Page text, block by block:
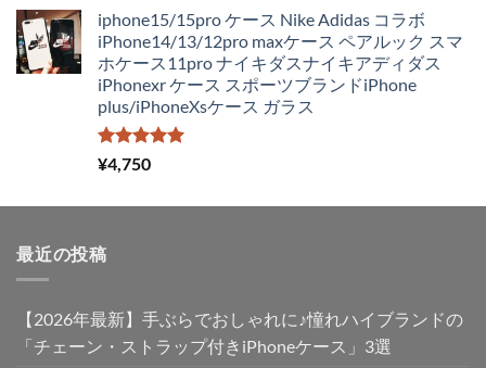
価
格
は
¥4,250
で
し
の
価
格
は
¥2,980
iphone15/15pro ケース Nike Adidas コラボ
iPhone14/13/12pro maxケース ペアルック スマ
ホケース11pro ナイキダスナイキアディダス
iPhonexr ケース スポーツブランドiPhone
plus/iPhoneXsケース ガラス
5段階中
5.00
¥4,750
最近の投稿
【2026年最新】手ぶらでおしゃれに♪憧れハイブランドの
「チェーン・ストラップ付きiPhoneケース」3選